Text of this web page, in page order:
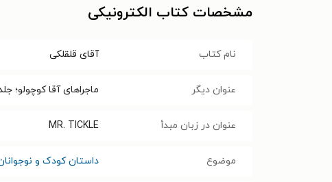
مشخصات کتاب الکترونیکی
نام کتاب آقای قلقلکی
عنوان دیگر ماجراهای آقا کوچولو؛
عنوان در زبان مبدأ MR. TICKLE
موضوع داستان کودک و